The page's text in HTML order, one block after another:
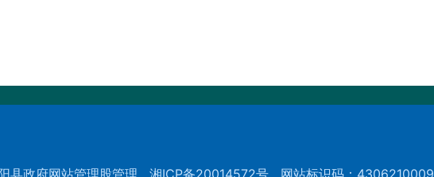
县政府网站管理股管理 湘ICP备20014572号 网站标识码：4306210009